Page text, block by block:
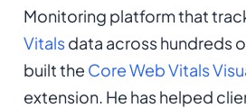
Monitoring platform that
Vitalsdata across hundreds
built the Core Web Vitals
extension. He has helped